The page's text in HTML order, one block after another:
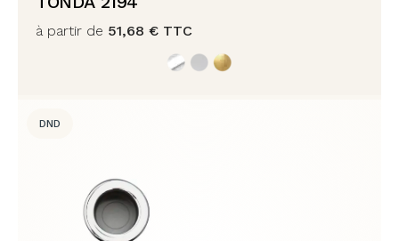
à partir de 51,68 € TTC
DND